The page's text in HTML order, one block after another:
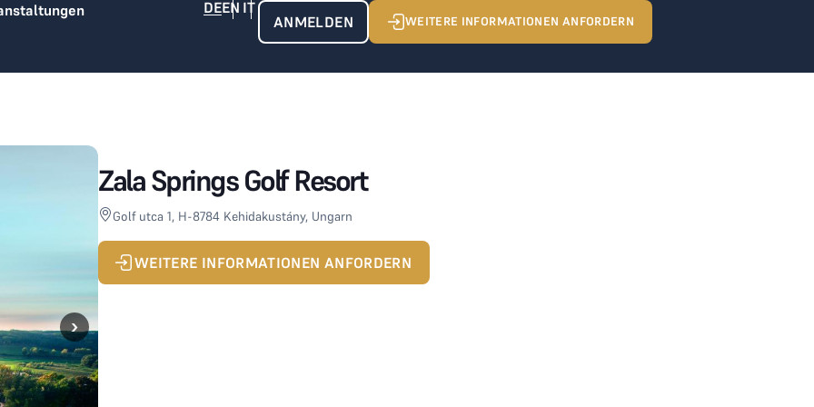
ANMELDEN WEITERE INFORMATIONEN ANFORDERN
›
Zala Springs Golf Resort
Golf utca 1, H-8784 Kehidakustány, Ungarn
WEITERE INFORMATIONEN ANFORDERN